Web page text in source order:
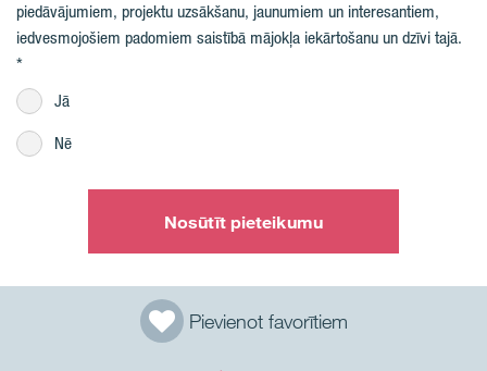
Pievienot favorītiem
piedāvājumiem, projektu uzsākšanu, jaunumiem un interesantiem,
iedvesmojošiem padomiem saistībā mājokļa iekārtošanu un dzīvi tajā.
Jā
Nē
Nosūtīt pieteikumu